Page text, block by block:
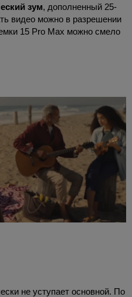
зум, дополненный 25-
видео можно в разрешении
15 Pro Max можно смело
не уступает основной. По